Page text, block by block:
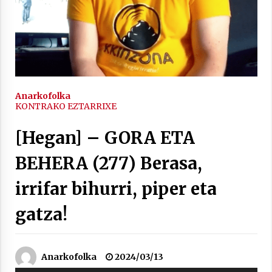
2021/11/25
eta ondoren zer?
Anarkofolka
KONTRAKO EZTARRIXE
[Hegan] – GORA ETA
BEHERA (277) Berasa,
irrifar bihurri, piper eta
gatza!
Anarkofolka
2024/03/13